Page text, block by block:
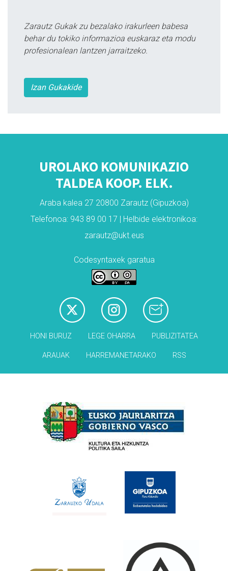
Zarautz Gukak zu bezalako irakurleen babesa
behar du tokiko informazioa euskaraz eta modu
profesionalean lantzen jarraitzeko.
Izan Gukakide
UROLAKO KOMUNIKAZIO
TALDEA KOOP. ELK.
Araba kalea 27 20800 Zarautz (Gipuzkoa)
Telefonoa: 943 89 00 17 | Helbide elektronikoa:
zarautz@ukt.eus
Codesyntaxek garatua
HONI BURUZ LEGE OHARRA PUBLIZITATEA
ARAUAK HARREMANETARAKO RSS